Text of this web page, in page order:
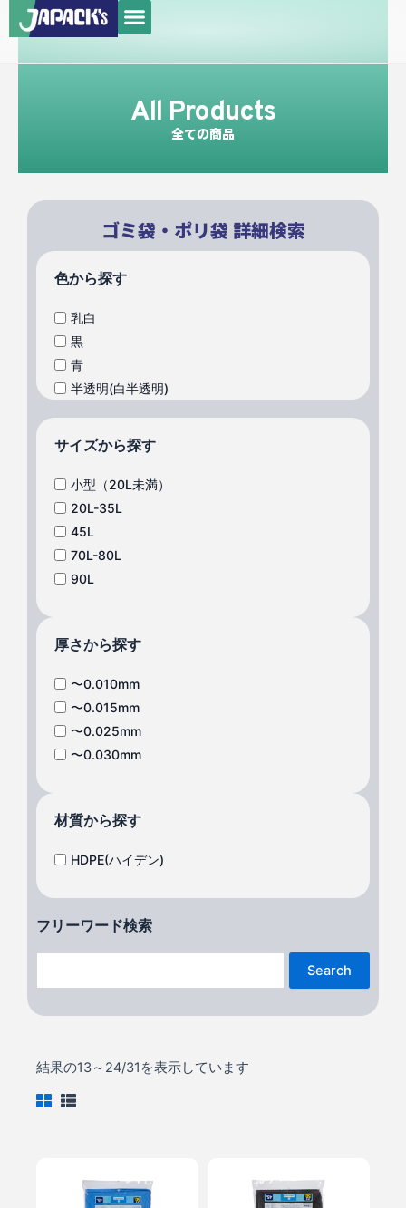
容
メ
ニ
ュ
All Products
全ての商品
ゴミ袋・ポリ袋 詳細検索
色から探す
乳白
黒
青
半透明(白半透明)
サイズから探す
小型（20L未満）
20L-35L
45L
70L-80L
90L
厚さから探す
〜0.010mm
〜0.015mm
〜0.025mm
〜0.030mm
材質から探す
HDPE(ハイデン)
フリーワード検索
Search
結果の13～24/31を表示しています